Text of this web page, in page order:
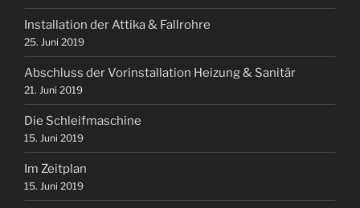
Installation der Attika & Fallrohre
25. Juni 2019
Abschluss der Vorinstallation Heizung & Sanitär
21. Juni 2019
Die Schleifmaschine
15. Juni 2019
Im Zeitplan
15. Juni 2019